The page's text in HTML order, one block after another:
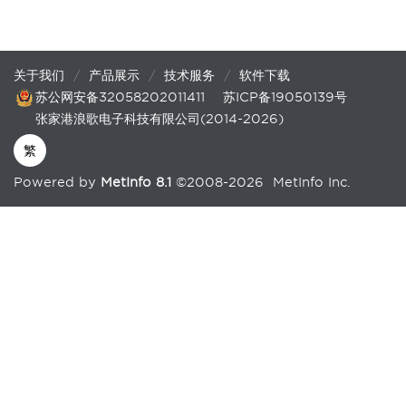
关于我们 产品展示 技术服务
软件下载
苏公网安备32058202011411
苏ICP备19050139号
张家港浪歌电子科技有限公司(2014-2026)
繁
Powered by MetInfo 8.1 ©2008-2026 MetInfo Inc.